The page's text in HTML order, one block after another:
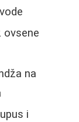
ovsene
na
i